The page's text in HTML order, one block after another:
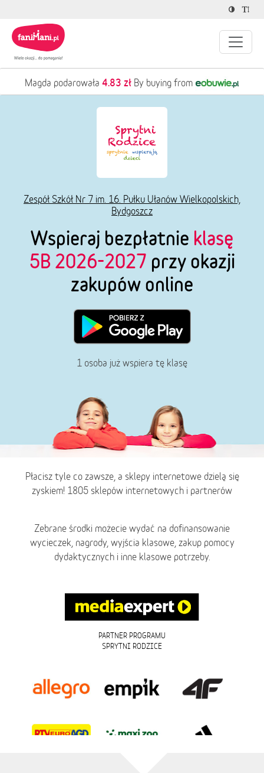
podarowała 4.83 złBy buying from
Zespół Szkół Nr 7 im. 16. Pułku Ułanów Wielkopolskich,
Bydgoszcz
Wspieraj bezpłatnie klasę
5B 2026-2027 przy okazji
zakupów online
1 osoba już wspiera tę klasę
Płacisz tyle co zawsze, a sklepy internetowe dzielą się
zyskiem! 1805 sklepów internetowych i partnerów
Zebrane środki możecie wydać na dofinansowanie
wycieczek, nagrody, wyjścia klasowe, zakup pomocy
dydaktycznych i inne klasowe potrzeby.
PARTNER PROGRAMU
SPRYTNI RODZICE